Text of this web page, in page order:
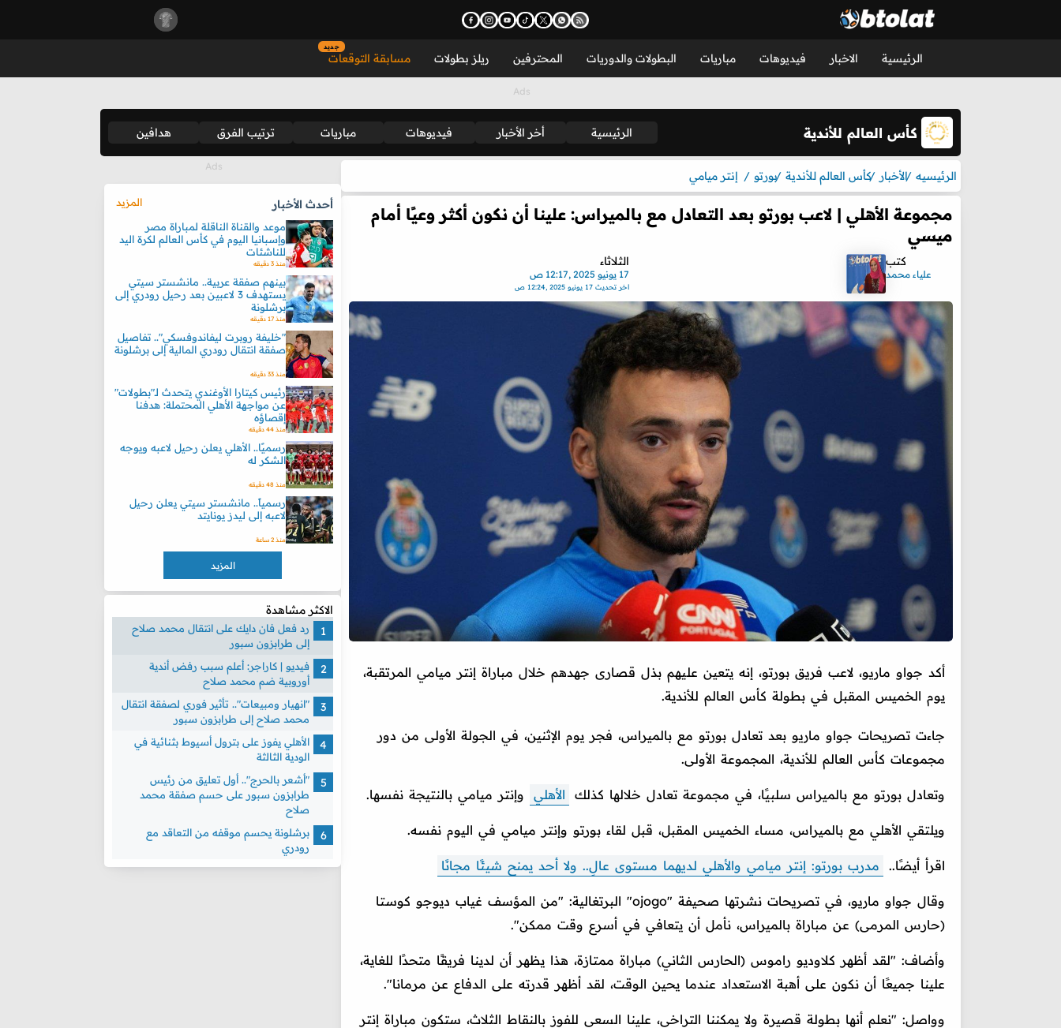
الرئيسية الاخبار فيديوهات مباريات البطولات والدوريات المحترفين ريلز بطولات مسابقة التوقعات
جديد
كأس العالم للأندية الرئيسية أخر الأخبار فيديوهات مباريات ترتيب الفرق هدافين
الرئيسيه الأخبار كأس العالم للأندية بورتو إنتر ميامي
مجموعة الأهلي | لاعب بورتو بعد التعادل مع بالميراس: علينا أن نكون أكثر وعيًا أمام
ميسي
كتب
علياء محمد
الثلاثاء
17 يونيو 2025 ,12:17 ص
اخر تحديث 17 يونيو 2025 ,12:24 ص
أكد جواو ماريو، لاعب فريق بورتو، إنه يتعين عليهم بذل قصارى جهدهم خلال مباراة إنتر ميامي المرتقبة،
يوم الخميس المقبل في بطولة كأس العالم للأندية.
جاءت تصريحات جواو ماريو بعد تعادل بورتو مع بالميراس، فجر يوم الإثنين، في الجولة الأولى من دور
مجموعات كأس العالم للأندية، المجموعة الأولى.
وتعادل بورتو مع بالميراس سلبيًا، في مجموعة تعادل خلالها كذلك الأهلي وإنتر ميامي بالنتيجة نفسها.
ويلتقي الأهلي مع بالميراس، مساء الخميس المقبل، قبل لقاء بورتو وإنتر ميامي في اليوم نفسه.
اقرأ أيضًا.. مدرب بورتو: إنتر ميامي والأهلي لديهما مستوى عالِ.. ولا أحد يمنح شيئًا مجانًا
وقال جواو ماريو، في تصريحات نشرتها صحيفة "ojogo" البرتغالية: "من المؤسف غياب ديوجو كوستا
(حارس المرمى) عن مباراة بالميراس، نأمل أن يتعافي في أسرع وقت ممكن".
وأضاف: "لقد أظهر كلاوديو راموس (الحارس الثاني) مباراة ممتازة، هذا يظهر أن لدينا فريقًا متحدًا للغاية،
علينا جميعًا أن نكون على أهبة الاستعداد عندما يحين الوقت، لقد أظهر قدرته على الدفاع عن مرمانا".
وواصل: "نعلم أنها بطولة قصيرة ولا يمكننا التراخي، علينا السعي للفوز بالنقاط الثلاث، ستكون مباراة إنتر
أحدث الأخبار
المزيد
موعد والقناة الناقلة لمباراة مصر
وإسبانيا اليوم في كأس العالم لكرة اليد
للناشئات
منذ 3 دقيقه
بينهم صفقة عربية.. مانشستر سيتي
يستهدف 3 لاعبين بعد رحيل رودري إلى
برشلونة
منذ 17 دقيقه
"خليفة روبرت ليفاندوفسكي".. تفاصيل
صفقة انتقال رودري المالية إلى برشلونة
منذ 33 دقيقه
رئيس كيتارا الأوغندي يتحدث لـ"بطولات"
عن مواجهة الأهلي المحتملة: هدفنا
إقصاؤه
منذ 44 دقيقه
رسميًا.. الأهلي يعلن رحيل لاعبه ويوجه
الشكر له
منذ 48 دقيقه
رسمياً.. مانشستر سيتي يعلن رحيل
لاعبه إلى ليدز يونايتد
منذ 2 ساعة
المزيد
الاكثر مشاهدة
رد فعل فان دايك على انتقال محمد صلاح
إلى طرابزون سبور
فيديو | كاراجر: أعلم سبب رفض أندية
أوروبية ضم محمد صلاح
"انهيار ومبيعات".. تأثير فوري لصفقة انتقال
محمد صلاح إلى طرابزون سبور
الأهلي يفوز على بترول أسيوط بثنائية في
الودية الثالثة
"أشعر بالحرج".. أول تعليق من رئيس
طرابزون سبور على حسم صفقة محمد
صلاح
برشلونة يحسم موقفه من التعاقد مع
رودري